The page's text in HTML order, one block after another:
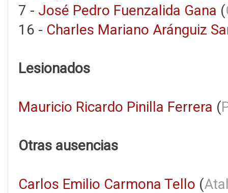
7 - José Pedro Fuenzalida Gana (
16 - Charles Mariano Aránguiz
Lesionados
Mauricio Ricardo Pinilla Ferrera (
Otras ausencias
Carlos Emilio Carmona Tello (